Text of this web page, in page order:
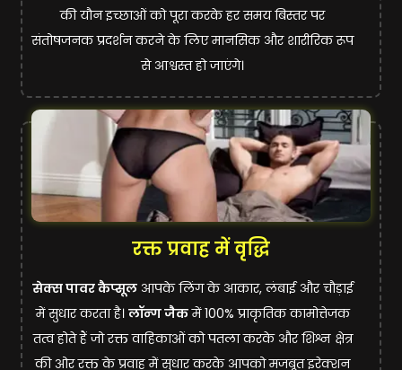
की यौन इच्छाओं को पूरा करके हर समय बिस्तर पर
संतोषजनक प्रदर्शन करने के लिए मानसिक और शारीरिक रूप
से आश्वस्त हो जाएंगे।
रक्त प्रवाह में वृद्धि
सेक्स पावर कैप्सूलआपके लिंग के आकार, लंबाई और चौड़ाई
में सुधार करता है। लॉन्ग जैकमें 100% प्राकृतिक कामोत्तेजक
तत्व होते हैं जो रक्त वाहिकाओं को पतला करके और शिश्न क्षेत्र
की ओर रक्त के प्रवाह में सुधार करके आपको मजबूत इरेक्शन